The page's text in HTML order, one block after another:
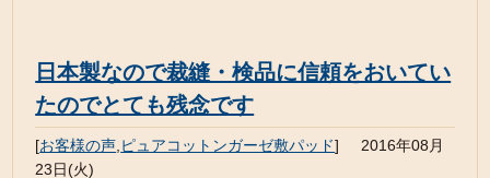
日本製なので裁縫・検品に信頼をおいてい
たのでとても残念です
[お客様の声,ピュアコットンガーゼ敷パッド]
2016年08月
23日(火)